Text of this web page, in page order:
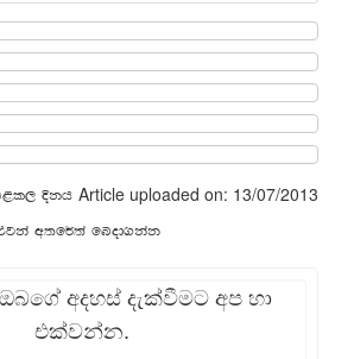
m<l, Èkh Article uploaded on: 13/07/2013
w;f¾;a fnod.kak
අදහස් දැක්වීමට අප හා
එක්වන්න.